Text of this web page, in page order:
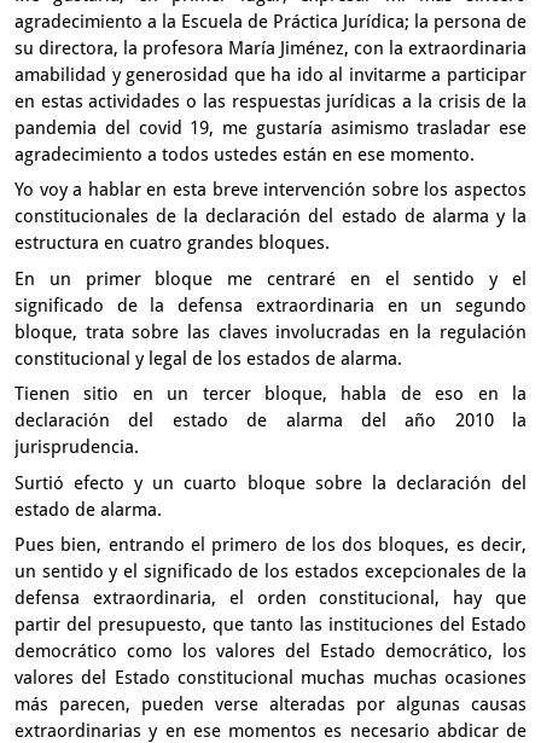
agradecimiento a la Escuela de Práctica Jurídica; la persona de
su directora, la profesora María Jiménez, con la extraordinaria
amabilidad y generosidad que ha ido al invitarmea participar
en estas actividades o las respuestas jurídicasa la crisis de la
pandemia del covid 19, me gustaría asimismo trasladar ese
agradecimiento a todos ustedes están en ese momento.
Yo voy a hablar en esta breve intervención sobre los aspectos
constitucionales de la declaración del estado de alarma y la
estructura en cuatro grandes bloques.
En un primer bloque me centraré en el sentido y el
significado de la defensa extraordinaria en un segundo
bloque, trata sobre las claves involucradas en la regulación
constitucional y legal de los estados de alarma.
Tienen sitio en un tercer bloque, habla de eso en la
declaración del estado de alarma del año 2010
la
jurisprudencia.
Surtió efecto y un cuarto bloque sobre la declaración del
estado de alarma.
Pues bien, entrando el primero de los dos bloques, es decir,
un sentido y el significado de los estados excepcionalesde la
defensa extraordinaria, el orden constitucional,
hay que
partir del presupuesto, que tanto las instituciones del Estado
democrático como los valores del Estado democrático,
los
valores del Estado constitucional muchas muchas ocasiones
más parecen, pueden verse alteradas por algunas causas
extraordinariasy en ese momentos es necesario abdicar de